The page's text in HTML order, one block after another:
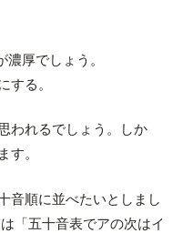
厚でしょう。
する。
われるでしょう。しか
す。
音順に並べたいとしまし
「五十音表でアの次はイ